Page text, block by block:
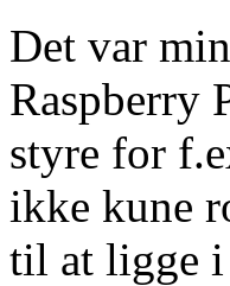
Det var
Raspberry
styre for
ikke kune
til at ligge